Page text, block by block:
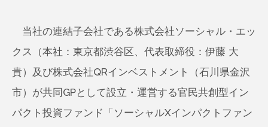
当社の連結子会社である株式会社ソーシャル・エッ
クス（本社：東京都渋谷区、代表取締役：伊藤 大
貴）及び株式会社QRインベストメント（石川県金沢
市）が共同GPとして設立・運営する官民共創型イン
パクト投資ファンド「ソーシャルXインパクトファン